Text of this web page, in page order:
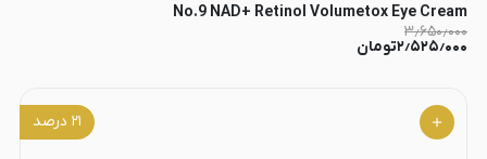
No.9 NAD+ Retinol Volumetox Eye Cream
۳٫۶۵۰٫۰۰۰
۲٫۵۲۵٫۰۰۰تومان
۲۱ درصد